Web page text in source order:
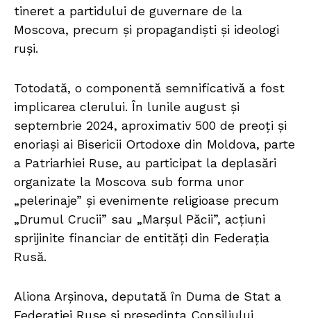
tineret a partidului de guvernare de la
Moscova, precum și propagandiști și ideologi
ruși.
Totodată, o componentă semnificativă a fost
implicarea clerului. În lunile august și
septembrie 2024, aproximativ 500 de preoți și
enoriași ai Bisericii Ortodoxe din Moldova, parte
a Patriarhiei Ruse, au participat la deplasări
organizate la Moscova sub forma unor
„pelerinaje” și evenimente religioase precum
„Drumul Crucii” sau „Marșul Păcii”, acțiuni
sprijinite financiar de entități din Federația
Rusă.
Aliona Arșinova, deputată în Duma de Stat a
Federației Ruse și președinta Consiliului